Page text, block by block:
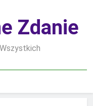
Zdanie